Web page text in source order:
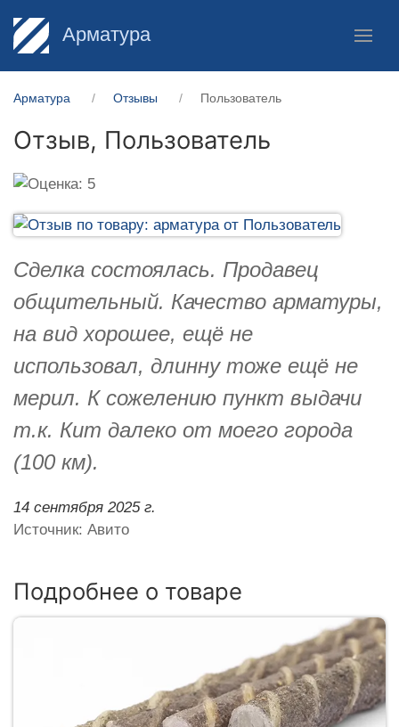
Арматура
Арматура Отзывы Пользователь
Отзыв, Пользователь
Сделка состоялась. Продавец
общительный. Качество арматуры,
на вид хорошее, ещё не
использовал, длинну тоже ещё не
мерил. К сожелению пункт выдачи
т.к. Кит далеко от моего города
(100 км).
14 сентября 2025 г.
Источник: Авито
Подробнее о товаре